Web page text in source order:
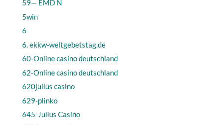
59— EMD N
5win
6
6. ekkw-weltgebetstag.de
60-Online casino deutschland
62-Online casino deutschland
620julius casino
629-plinko
645-Julius Casino